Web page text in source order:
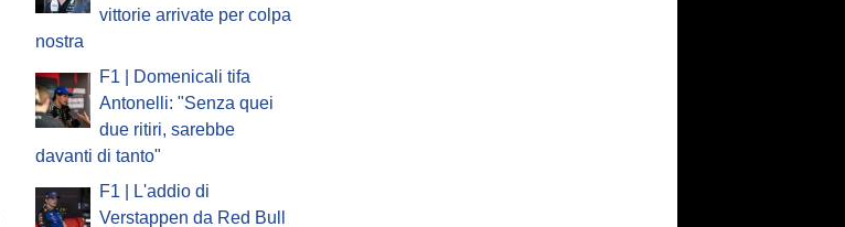
vittorie arrivate per colpa
nostra
F1 | Domenicali tifa
Antonelli: "Senza quei
due ritiri, sarebbe
davanti di tanto"
F1 | L'addio di
Verstappen da Red Bull